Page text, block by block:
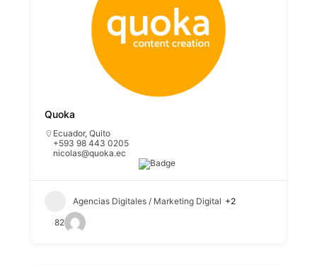
Quoka
Ecuador,Quito
+593 98 443 0205
nicolas@quoka.ec
Agencias Digitales / Marketing Digital +2
82